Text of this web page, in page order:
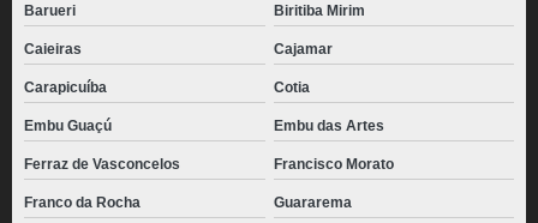
Barueri Biritiba Mirim
Caieiras Cajamar
Carapicuíba Cotia
Embu Guaçú Embu das Artes
Ferraz de Vasconcelos Francisco Morato
Franco da Rocha Guararema